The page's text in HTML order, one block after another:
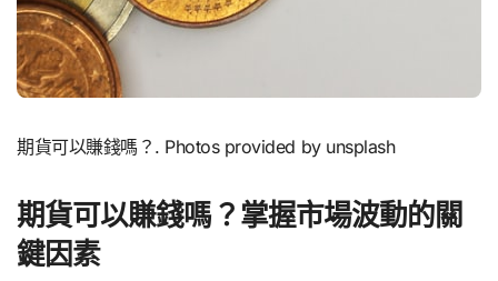
期貨可以賺錢嗎？. Photos provided by unsplash
期貨可以賺錢嗎？掌握市場波動的關
鍵因素